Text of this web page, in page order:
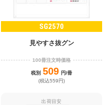
SG2570
見やすさ抜グン
100冊注文時価格
税別 509 円/冊
(税込559円)
出荷目安